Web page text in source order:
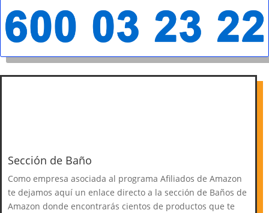
Sección de Baño
Como empresa asociada al programa Afiliados de Amazon
te dejamos aquí un enlace directo a la sección de Baños de
Amazon donde encontrarás cientos de productos que te